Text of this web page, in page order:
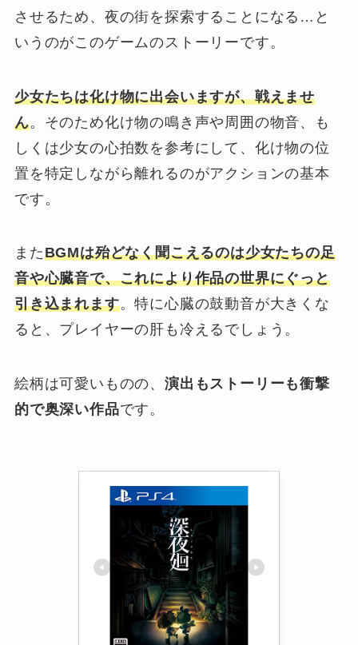
させるため、夜の街を探索することになる…と
いうのがこのゲームのストーリーです。
少女たちは化け物に出会いますが、戦えませ
ん。そのため化け物の鳴き声や周囲の物⾳、も
しくは少⼥の⼼拍数を参考にして、化け物の位
置を特定しながら離れるのがアクションの基本
です。
またBGMは殆どなく聞こえるのは少女たちの⾜
⾳や⼼臓⾳で、これにより作品の世界にぐっと
引き込まれます。特に⼼臓の⿎動⾳が⼤きくな
ると、プレイヤーの肝も冷えるでしょう。
絵柄は可愛いものの、 演出もストーリーも衝撃
的で奥深い作品です。